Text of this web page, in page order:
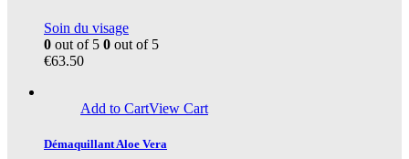
Soin du visage
0 out of 5 0 out of 5
€63.50
Add to CartView Cart
Démaquillant Aloe Vera